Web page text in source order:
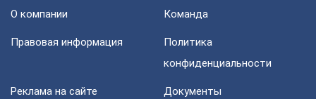
О компании Команда
Правовая информация
Политика
конфиденциальности
Реклама на сайте Документы